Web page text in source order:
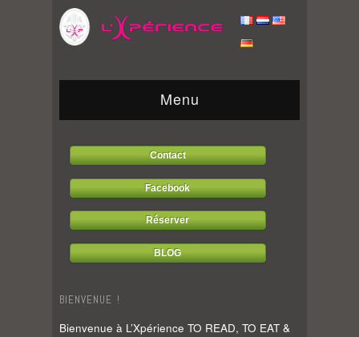
Menu
Contact
Facebook
Réserver
BLOG
BIENVENUE !
Bienvenue à L’Xpérience TO READ, TO EAT &